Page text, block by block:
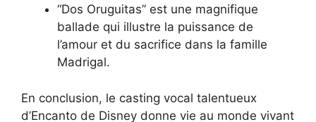
“Dos Oruguitas” est une magnifique
ballade qui illustre la puissance de
l’amour et du sacrifice dans la famille
Madrigal.
En conclusion, le casting vocal talentueux
d’Encanto de Disney donne vie au monde vivant